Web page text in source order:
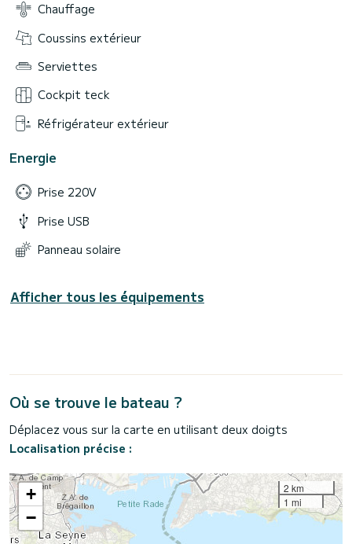
Chauffage
Coussins extérieur
Serviettes
Cockpit teck
Réfrigérateur extérieur
Energie
Prise 220V
Prise USB
Panneau solaire
Afficher tous les équipements
Où se trouve le bateau ?
Déplacez vous sur la carte en utilisant deux doigts
Localisation précise :
+
−
2 km
1 mi